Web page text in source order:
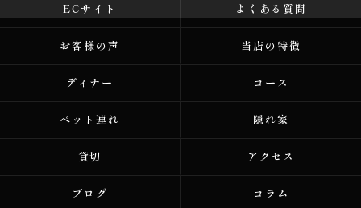
ECサイト よくある質問
お客様の声 当店の特徴
ディナー コース
ペット連れ 隠れ家
貸切 アクセス
ブログ コラム